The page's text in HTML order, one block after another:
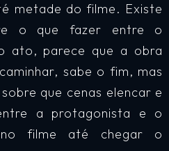
metade do filme. Existe
o que fazer entre o
ato, parece que a obra
sabe o fim, mas
que cenas elencar e
a protagonista e o
no filme até chegar o